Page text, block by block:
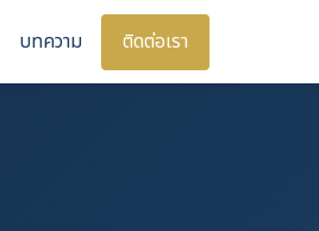
บทความ ติดต่อเรา